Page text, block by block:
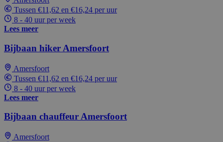
Tussen €11,62 en €16,24 per uur
8 - 40 uur per week
Lees meer
Bijbaan hiker Amersfoort
Amersfoort
Tussen €11,62 en €16,24 per uur
8 - 40 uur per week
Lees meer
Bijbaan chauffeur Amersfoort
Amersfoort